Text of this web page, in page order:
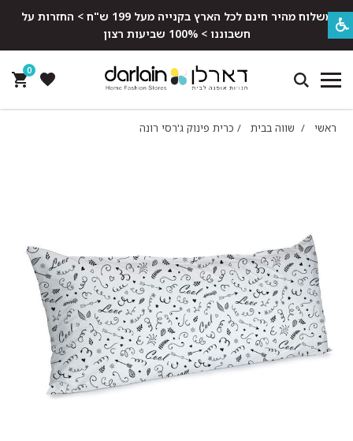
משלוח מהיר חינם לכל הארץ בקנייה מעל 199 ש"ח > החזרות על
חשבוננו > 100% שביעות רצון
0
ראשי / שווה בבית / כרית פינוק ג'רסי רונה